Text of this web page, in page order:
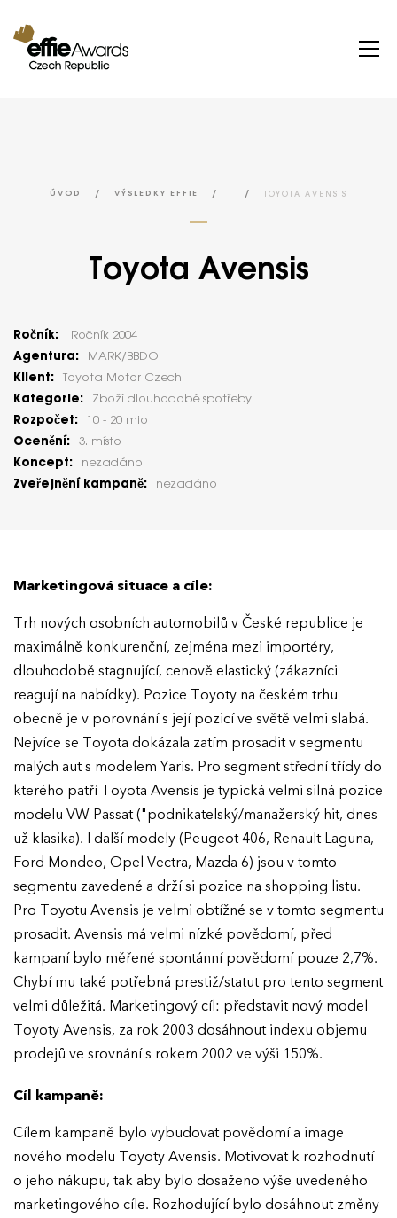
ÚVOD / VÝSLEDKY EFFIE / / TOYOTA AVENSIS
Toyota Avensis
Ročník: Ročník 2004
Agentura: MARK/BBDO
Klient: Toyota Motor Czech
Kategorie: Zboží dlouhodobé spotřeby
Rozpočet: 10 - 20 mio
Ocenění: 3. místo
Koncept: nezadáno
Zveřejnění kampaně: nezadáno
Marketingová situace a cíle:
Trh nových osobních automobilů v České republice je
maximálně konkurenční, zejména mezi importéry,
dlouhodobě stagnující, cenově elastický (zákazníci
reagují na nabídky). Pozice Toyoty na českém trhu
obecně je v porovnání s její pozicí ve světě velmi slabá.
Nejvíce se Toyota dokázala zatím prosadit v segmentu
malých aut s modelem Yaris. Pro segment střední třídy do
kterého patří Toyota Avensis je typická velmi silná pozice
modelu VW Passat ("podnikatelský/manažerský hit, dnes
už klasika). I další modely (Peugeot 406, Renault Laguna,
Ford Mondeo, Opel Vectra, Mazda 6) jsou v tomto
segmentu zavedené a drží si pozice na shopping listu.
Pro Toyotu Avensis je velmi obtížné se v tomto segmentu
prosadit. Avensis má velmi nízké povědomí, před
kampaní bylo měřené spontánní povědomí pouze 2,7%.
Chybí mu také potřebná prestiž/statut pro tento segment
velmi důležitá. Marketingový cíl: představit nový model
Toyoty Avensis, za rok 2003 dosáhnout indexu objemu
prodejů ve srovnání s rokem 2002 ve výši 150%.
Cíl kampaně:
Cílem kampaně bylo vybudovat povědomí a image
nového modelu Toyoty Avensis. Motivovat k rozhodnutí
o jeho nákupu, tak aby bylo dosaženo výše uvedeného
marketingového cíle. Rozhodující bylo dosáhnout změny